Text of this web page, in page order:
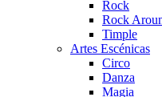
Rock
Rock
Timple
Artes Escénicas
Circo
Danza
Magia